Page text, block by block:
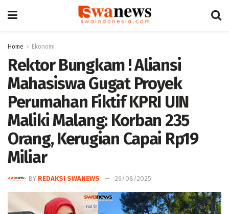
Home Ekonomi
Rektor Bungkam ! Aliansi
Mahasiswa Gugat Proyek
Perumahan Fiktif KPRI UIN
Maliki Malang: Korban 235
Orang, Kerugian Capai Rp19
Miliar
BY REDAKSI SWANEWS 26/08/2025